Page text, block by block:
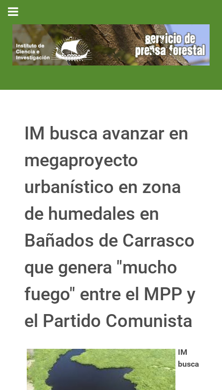
IM busca avanzar en
megaproyecto
urbanístico en zona
de humedales en
Bañados de Carrasco
que genera "mucho
fuego" entre el MPP y
el Partido Comunista
IM
busca